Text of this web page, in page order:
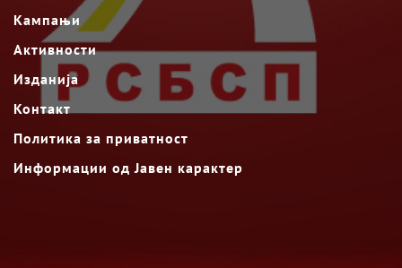
Кампањи
Активности
Изданија
Контакт
Политика за приватност
Информации од Јавен карактер